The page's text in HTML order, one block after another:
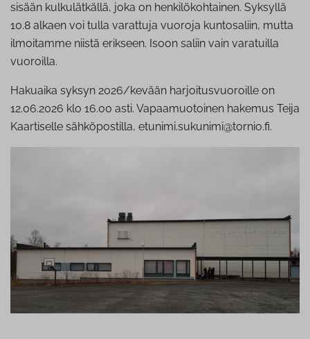
sisään kulkulätkällä, joka on henkilökohtainen. Syksyllä
10.8 alkaen voi tulla varattuja vuoroja kuntosaliin, mutta
ilmoitamme niistä erikseen. Isoon saliin vain varatuilla
vuoroilla.
Hakuaika syksyn 2026/kevään harjoitusvuoroille on
12.06.2026 klo 16.00 asti. Vapaamuotoinen hakemus Teija
Kaartiselle sähköpostilla, etunimi.sukunimi@tornio.fi.